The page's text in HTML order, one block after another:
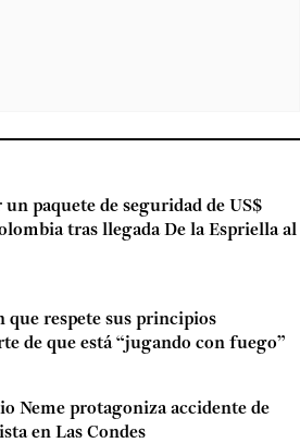
paquete de seguridad de US$
tras llegada De la Espriella al
que respete sus principios
de que está “jugando con fuego”
Neme protagoniza accidente de
en Las Condes